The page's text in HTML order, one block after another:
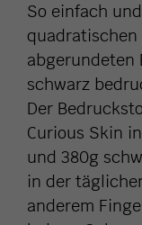
So einfach
abgerundeten
schwarz
Der
Curious Skin
und 380g
in der
anderem